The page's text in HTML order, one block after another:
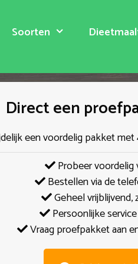
Soorten
Direct een
een voordelig pakket
Probeer voordelig
Bestellen via de
Geheel vrijblijvend,
Persoonlijke
Vraag proefpakket aan